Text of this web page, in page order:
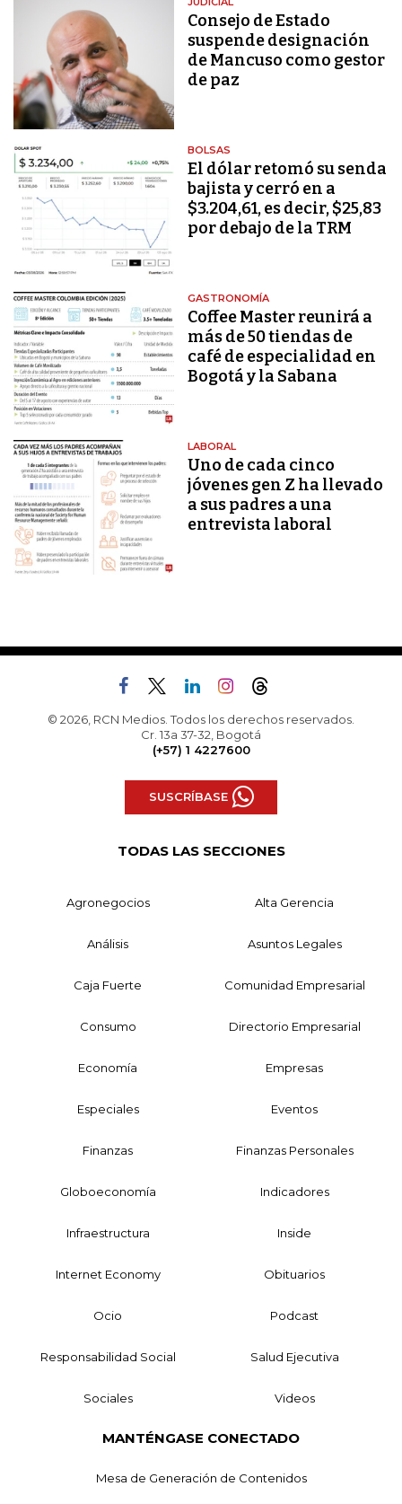
Consejo de Estado
suspende designación
de Mancuso como gestor
de paz
BOLSAS
El dólar retomó su senda
bajista y cerró en a
$3.204,61, es decir, $25,83
por debajo de la TRM
GASTRONOMÍA
Coffee Master reunirá a
más de 50 tiendas de
café de especialidad en
Bogotá y la Sabana
LABORAL
Uno de cada cinco
jóvenes gen Z ha llevado
a sus padres a una
entrevista laboral
© 2026, RCN Medios. Todos los derechos reservados.
Cr. 13a 37-32, Bogotá
(+57) 1 4227600
SUSCRÍBASE
TODAS LAS SECCIONES
Agronegocios Alta Gerencia
Análisis Asuntos Legales
Caja Fuerte Comunidad Empresarial
Consumo Directorio Empresarial
Economía Empresas
Especiales Eventos
Finanzas Finanzas Personales
Globoeconomía Indicadores
Infraestructura Inside
Internet Economy Obituarios
Ocio Podcast
Responsabilidad Social Salud Ejecutiva
Sociales Videos
MANTÉNGASE CONECTADO
Mesa de Generación de Contenidos